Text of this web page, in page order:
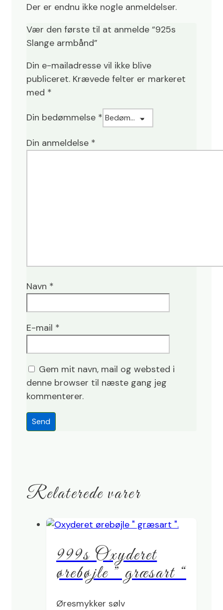
Der er endnu ikke nogle anmeldelser.
Vær den første til at anmelde “925s
Slange armbånd”
Din e-mailadresse vil ikke blive
publiceret. Krævede felter er markeret
med *
Din bedømmelse *
Din anmeldelse *
Navn *
E-mail *
Gem mit navn, mail og websted i
denne browser til næste gang jeg
kommenterer.
Relaterede varer
999s Oxyderet
ørebøjle ” græsart “
Øresmykker sølv